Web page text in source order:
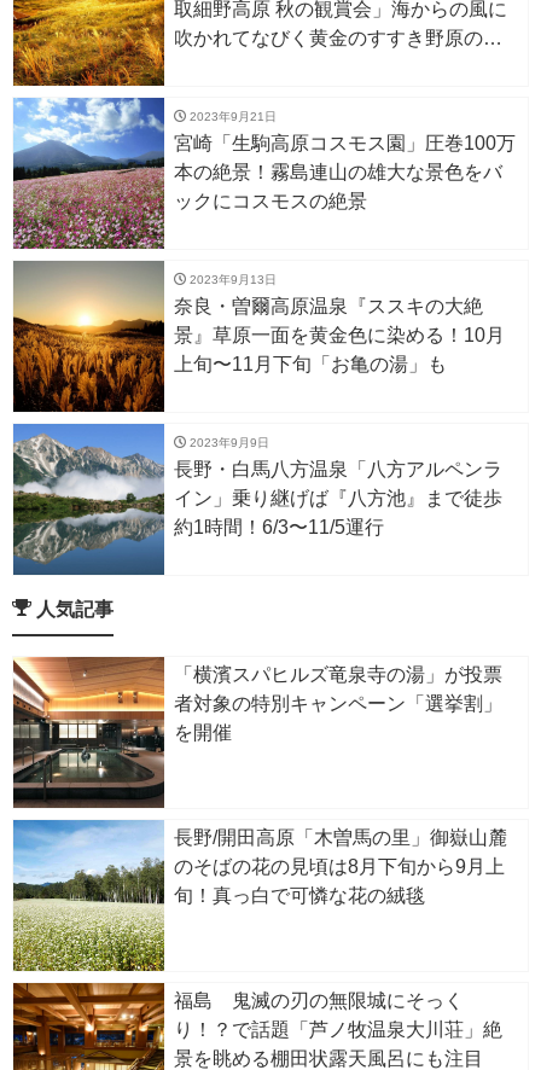
取細野高原 秋の観賞会」海からの風に
吹かれてなびく黄金のすすき野原の絶
2023年9月21日
宮崎「生駒高原コスモス園」圧巻100万
本の絶景！霧島連山の雄大な景色をバ
ックにコスモスの絶景
2023年9月13日
奈良・曽爾高原温泉『ススキの大絶
景』草原一面を黄金色に染める！10月
上旬〜11月下旬「お亀の湯」も
2023年9月9日
長野・白馬八方温泉「八方アルペンラ
イン」乗り継げば『八方池』まで徒歩
約1時間！6/3〜11/5運行
人気記事
「横濱スパヒルズ竜泉寺の湯」が投票
者対象の特別キャンペーン「選挙割」
を開催
長野/開田高原「木曽馬の里」御嶽山麓
のそばの花の見頃は8月下旬から9月上
旬！真っ白で可憐な花の絨毯
福島 鬼滅の刃の無限城にそっく
り！？で話題「芦ノ牧温泉大川荘」絶
景を眺める棚田状露天風呂にも注目